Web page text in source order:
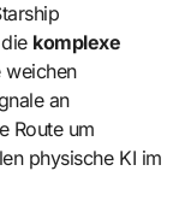
komplexe
weichen
an
Route um
physische KI im